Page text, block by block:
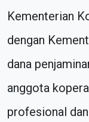
Kementerian
dengan
dana
anggota
profesional